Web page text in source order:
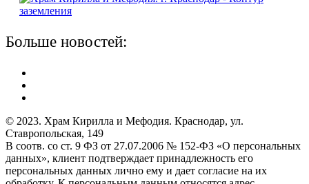
Больше новостей:
© 2023. Храм Кирилла и Мефодия. Краснодар, ул.
Ставропольская, 149
В соотв. со ст. 9 ФЗ от 27.07.2006 № 152-ФЗ «О персональных
данных», клиент подтверждает принадлежность его
персональных данных лично ему и дает согласие на их